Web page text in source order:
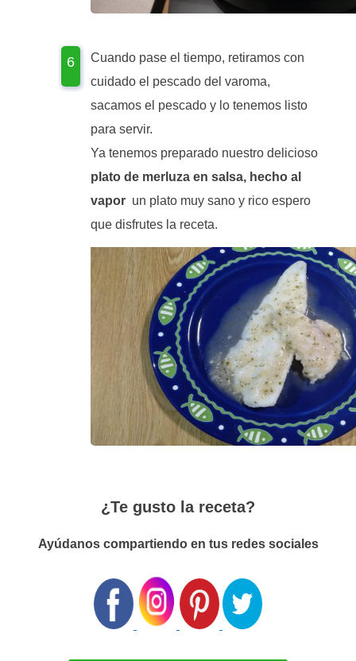
Cuando pase el tiempo, retiramos con
cuidado el pescado del varoma,
sacamos el pescado y lo tenemos listo
para servir.
Ya tenemos preparado nuestro delicioso
plato de merluza en salsa, hecho al
vapor un plato muy sano y rico espero
que disfrutes la receta.
¿Te gusto la receta?
Ayúdanos compartiendo en tus redes sociales